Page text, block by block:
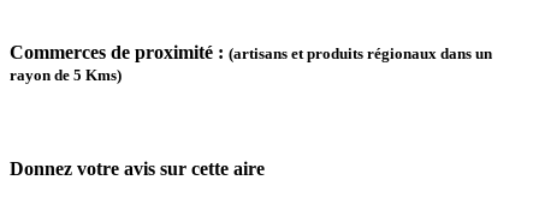
Commerces de proximité : (artisans et produits régionaux dans un
rayon de 5 Kms)
Donnez votre avis sur cette aire